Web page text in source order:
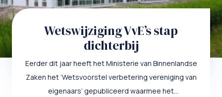
Wetswijziging VvE’s stap
dichterbij
Eerder dit jaar heeft het Ministerie van Binnenlandse
Zaken het ‘Wetsvoorstel verbetering vereniging van
eigenaars’ gepubliceerd waarmee het